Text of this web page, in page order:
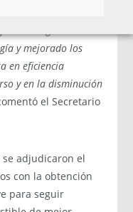
y mejorado los
en eficiencia
y en la disminución
el Secretario
adjudicaron el
con la obtención
para seguir